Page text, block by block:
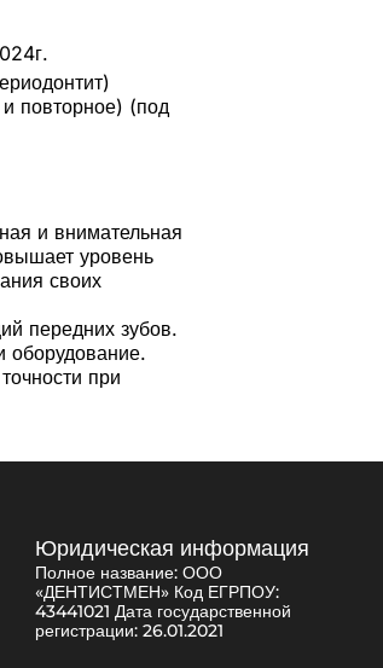
повторное) (под
и внимательная
уровень
своих
передних зубов.
оборудование.
при
Юридическая информация
Полное название: ООО
«ДЕНТИСТМЕН» Код ЕГРПОУ:
43441021 Дата государственной
регистрации: 26.01.2021